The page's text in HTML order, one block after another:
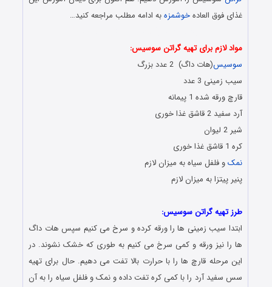
غذای فوق العادهخوشمزهبه ادامه مطلب مراجعه کنید…
مواد لازم برای تهیه گراتن سوسیس:
سوسیس(هات داگ) 2 عدد بزرگ
سیب زمینی 3 عدد
قارچ ورقه شده 1 پیمانه
آرد سفید 2 قاشق غذا خوری
شیر 2 لیوان
کره 1 قاشق غذا خوری
نمکو فلفل سیاه به میزان لازم
پنیر پیتزا به میزان لازم
طرز تهیه گراتن سوسیس:
ابتدا سیب زمینی ها را ورقه کرده و سرخ می کنیم سپس هات داگ
ها را نیز ورقه و کمی سرخ می کنیم به طوری که خشک نشوند. در
این مرحله قارچ ها را با حرارت بالا تفت می دهیم. حال برای تهیه
سس سفید آرد را با کمی کره تفت داده و نمک و فلفل سیاه را به آن